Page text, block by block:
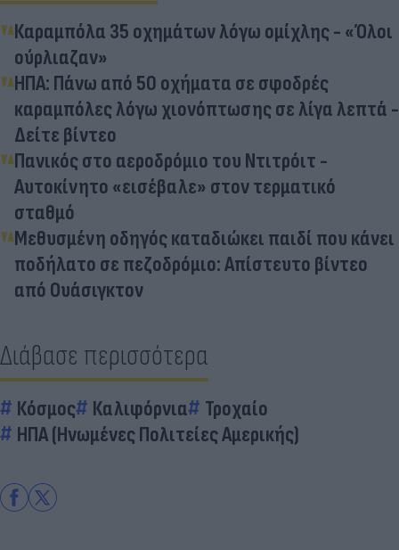
Καραμπόλα 35 οχημάτων λόγω ομίχλης - «Όλοι
ούρλιαζαν»
ΗΠΑ: Πάνω από 50 οχήματα σε σφοδρές
καραμπόλες λόγω χιονόπτωσης σε λίγα λεπτά -
Δείτε βίντεο
Πανικός στο αεροδρόμιο του Ντιτρόιτ -
Αυτοκίνητο «εισέβαλε» στον τερματικό
σταθμό
Μεθυσμένη οδηγός καταδιώκει παιδί που κάνει
ποδήλατο σε πεζοδρόμιο: Απίστευτο βίντεο
από Ουάσιγκτον
Διάβασε περισσότερα
Κόσμος Καλιφόρνια
Τροχαίο
ΗΠΑ (Ηνωμένες Πολιτείες Αμερικής)